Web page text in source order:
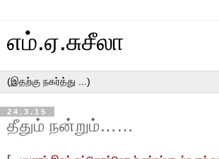
எம்.ஏ.சுசீலா
24.3.15
தீதும் நன்றும்……